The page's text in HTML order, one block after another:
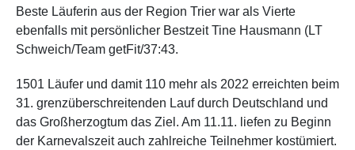
Beste Läuferin aus der Region Trier war als Vierte
ebenfalls mit persönlicher Bestzeit Tine Hausmann (LT
Schweich/Team getFit/37:43.
1501 Läufer und damit 110 mehr als 2022 erreichten beim
31. grenzüberschreitenden Lauf durch Deutschland und
das Großherzogtum das Ziel. Am 11.11. liefen zu Beginn
der Karnevalszeit auch zahlreiche Teilnehmer kostümiert.